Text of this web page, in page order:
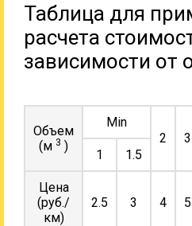
Таблица для
расчета
зависимости от
Объем
(м 3 )
Min
2
3
1
1.5
Цена
(руб./
км)
2.5 3 4 5